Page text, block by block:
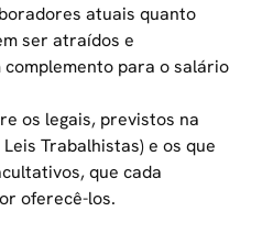
atuais quanto
ser atraídos e
para o salário
os legais, previstos na
Trabalhistas) e os que
que cada
oferecê-los.